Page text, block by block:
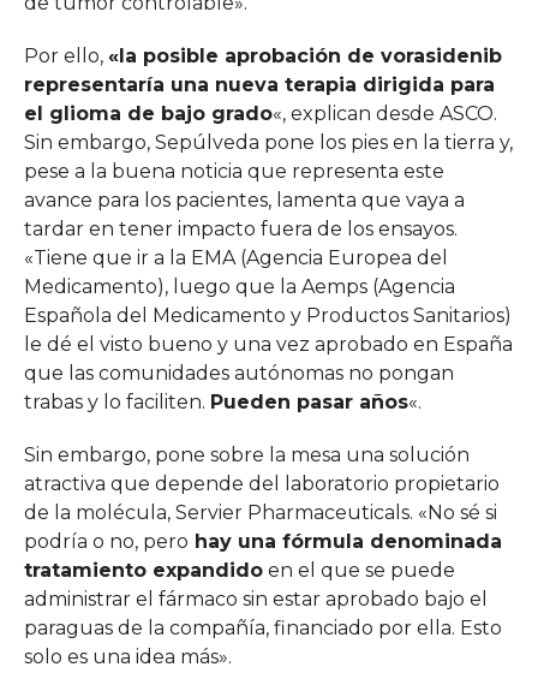
Por ello, «la posible aprobación de vorasidenib
representaría una nueva terapia dirigida para
el glioma de bajo grado«, explican desde ASCO.
Sin embargo, Sepúlveda pone los pies en la tierra y,
pese a la buena noticia que representa este
avance para los pacientes, lamenta que vaya a
tardar en tener impacto fuera de los ensayos.
«Tiene que ir a la EMA (Agencia Europea del
Medicamento), luego que la Aemps (Agencia
Española del Medicamento y Productos Sanitarios)
le dé el visto bueno y una vez aprobado en España
que las comunidades autónomas no pongan
trabas y lo faciliten. Pueden pasar años«.
Sin embargo, pone sobre la mesa una solución
atractiva que depende del laboratorio propietario
de la molécula, Servier Pharmaceuticals. «No sé si
podría o no, pero hay una fórmula denominada
tratamiento expandidoen el que se puede
administrar el fármaco sin estar aprobado bajo el
paraguas de la compañía, financiado por ella. Esto
solo es una idea más».